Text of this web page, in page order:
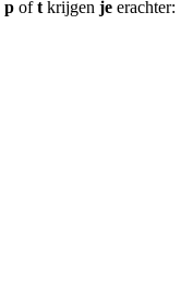
p oft krijgen je erachter: